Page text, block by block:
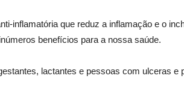
inflamatória que reduz a inflamação e o
benefícios para a nossa saúde.
lactantes e pessoas com ulceras e